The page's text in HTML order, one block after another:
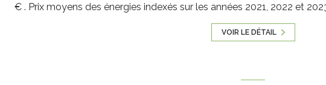
€ . Prix moyens des énergies indexés sur les années 2021, 2022 et
VOIR LE DÉTAIL